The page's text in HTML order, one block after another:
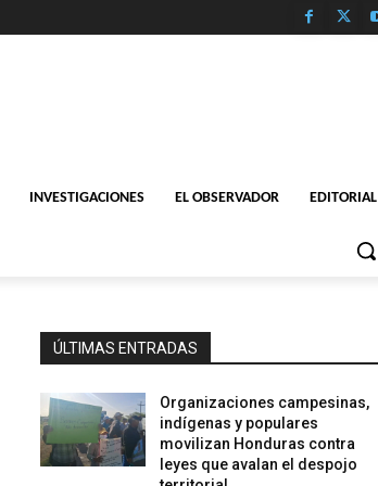
INVESTIGACIONES EL OBSERVADOR EDITORIAL
ÚLTIMAS ENTRADAS
Organizaciones campesinas,
indígenas y populares
movilizan Honduras contra
leyes que avalan el despojo